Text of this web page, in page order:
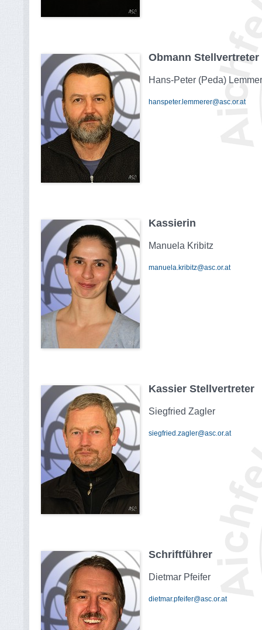
Obmann Stellvertreter
Hans-Peter (Peda)
hanspeter.lemmerer@asc.or.at
Kassierin
Manuela Kribitz
manuela.kribitz@asc.or.at
Kassier Stellvertreter
Siegfried Zagler
siegfried.zagler@asc.or.at
Schriftführer
Dietmar Pfeifer
dietmar.pfeifer@asc.or.at